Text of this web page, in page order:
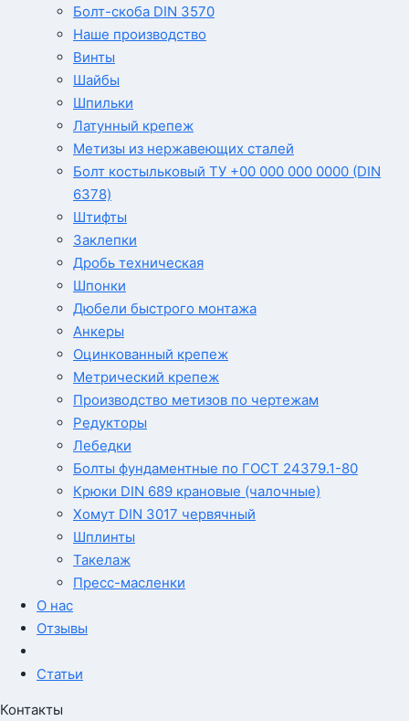
Болт-скоба DIN 3570
Наше производство
Винты
Шайбы
Шпильки
Латунный крепеж
Метизы из нержавеющих сталей
Болт костыльковый ТУ +00 000 000 0000 (DIN
6378)
Штифты
Заклепки
Дробь техническая
Шпонки
Дюбели быстрого монтажа
Анкеры
Оцинкованный крепеж
Метрический крепеж
Производство метизов по чертежам
Редукторы
Лебедки
Болты фундаментные по ГОСТ 24379.1-80
Крюки DIN 689 крановые (чалочные)
Хомут DIN 3017 червячный
Шплинты
Такелаж
Пресс-масленки
О нас
Отзывы
Статьи
Контакты